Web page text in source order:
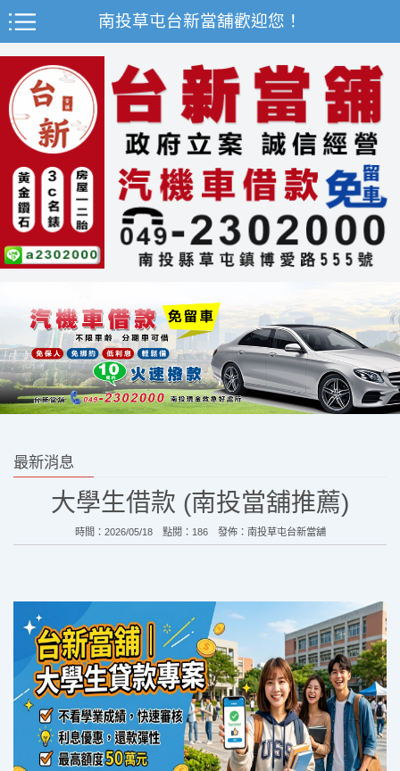
南投草屯台新當舖歡迎您！
最新消息
大學生借款 (南投當舖推薦)
時間：2026/05/18 點閱：186 發佈： 南投草屯台新當舖